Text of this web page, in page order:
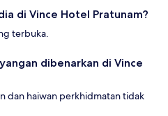
di Vince Hotel Pratunam?
terbuka.
dibenarkan di Vince
dan haiwan perkhidmatan tidak